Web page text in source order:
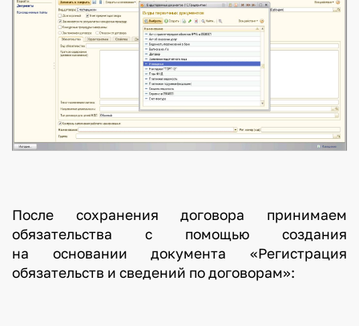
После сохранения договора принимаем
обязательства с помощью создания
на основании документа «Регистрация
обязательств и сведений по договорам»: